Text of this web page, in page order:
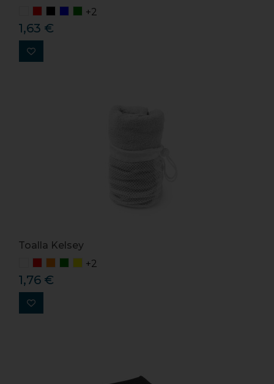
+2
1,63 €
Toalla Kelsey
+2
1,76 €